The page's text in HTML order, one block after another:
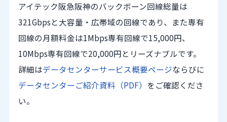
アイテック阪急阪神のバックボーン回線総量は
321Gbpsと大容量・広帯域の回線であり、また専有
回線の月額料金は1Mbps専有回線で15,000円、
10Mbps専有回線で20,000円とリーズナブルです。
詳細はデータセンターサービス概要ページならびに
データセンターご紹介資料（PDF） をご確認くださ
い。